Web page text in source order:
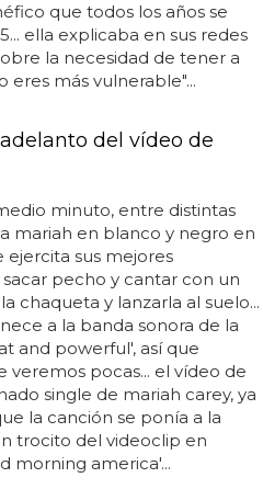
que todos los años se
ella explicaba en sus redes
la necesidad de tener a
más vulnerable"...
del vídeo de
minuto, entre distintas
mariah en blanco y negro en
ejercita sus mejores
pecho y cantar con un
chaqueta y lanzarla al suelo...
a la banda sonora de la
and powerful', así que
pocas... el vídeo de
single de mariah carey, ya
la canción se ponía a la
trocito del videoclip en
morning america'...